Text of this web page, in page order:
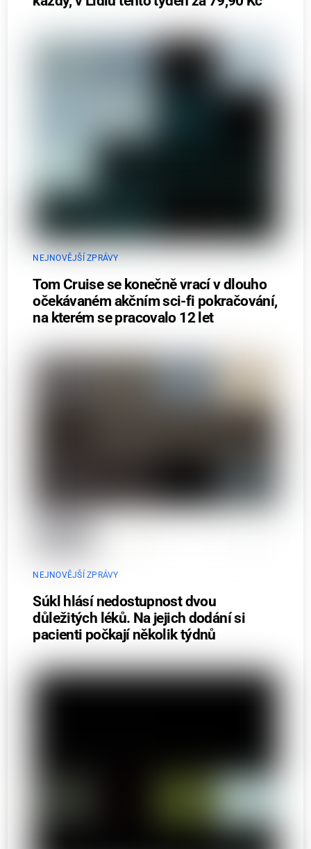
NEJNOVĚJŠÍ ZPRÁVY
Tom Cruise se konečně vrací v dlouho
očekávaném akčním sci-fi pokračování,
na kterém se pracovalo 12 let
NEJNOVĚJŠÍ ZPRÁVY
Súkl hlásí nedostupnost dvou
důležitých léků. Na jejich dodání si
pacienti počkají několik týdnů